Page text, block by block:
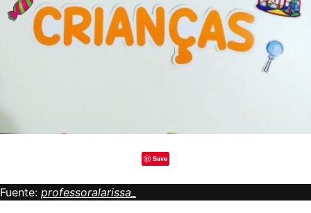
Save
Fuente: professoralarissa_